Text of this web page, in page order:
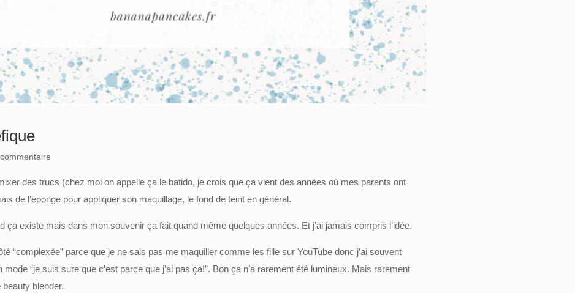
des trucs (chez moi on appelle ça le batido, je crois que ça vient des années où mes parents ont
de l’éponge pour appliquer son maquillage, le fond de teint en général.
ça existe mais dans mon souvenir ça fait quand même quelques années. Et j’ai jamais compris l’idée.
“complexée” parce que je ne sais pas me maquiller comme les fille sur YouTube donc j’ai souvent
“je suis sure que c’est parce que j’ai pas ça!”. Bon ça n’a rarement été lumineux. Mais rarement
blender.